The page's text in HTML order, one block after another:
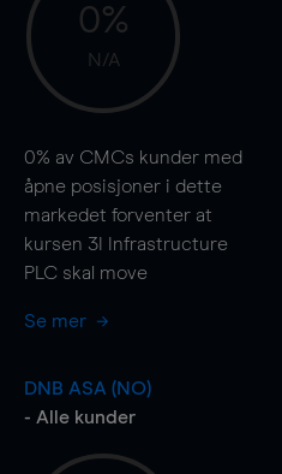
0%
N/A
0% av CMCs kunder med
åpne posisjoner i dette
markedet forventer at
kursen 3I Infrastructure
PLC skal move
Se mer
DNB ASA (NO)
- Alle kunder